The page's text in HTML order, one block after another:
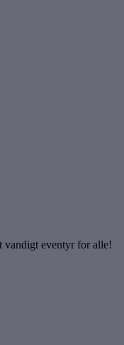
vandigt eventyr for alle!